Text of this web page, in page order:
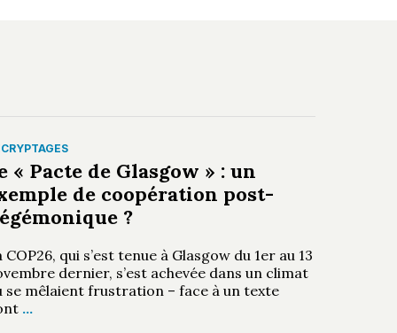
« Pacte de Glasgow » : un
de coopération post-
?
COP26, qui s’est tenue à Glasgow du 1er au 13
dernier, s’est achevée dans un climat
se mêlaient frustration – face à un texte
…